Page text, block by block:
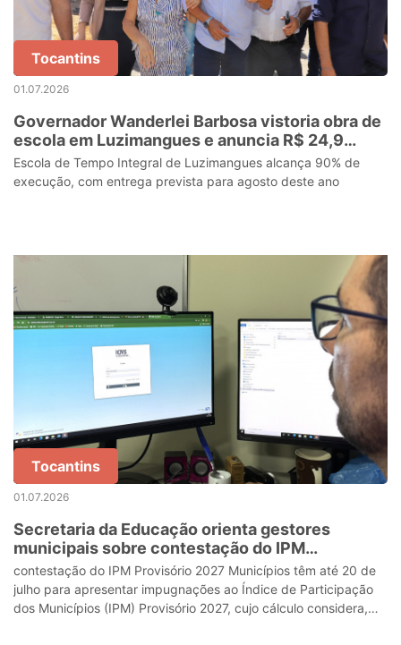
Tocantins
01.07.2026
Governador Wanderlei Barbosa vistoria obra de
escola em Luzimangues e anuncia R$ 24,9
milhões para modernização da rede
educacional de Lagoa da Confusão e Paranã
Escola de Tempo Integral de Luzimangues alcança 90% de
execução, com entrega prevista para agosto deste ano
Tocantins
01.07.2026
Secretaria da Educação orienta gestores
municipais sobre contestação do IPM
Provisório 2027
contestação do IPM Provisório 2027 Municípios têm até 20 de
julho para apresentar impugnações ao Índice de Participação
dos Municípios (IPM) Provisório 2027, cujo cálculo considera,